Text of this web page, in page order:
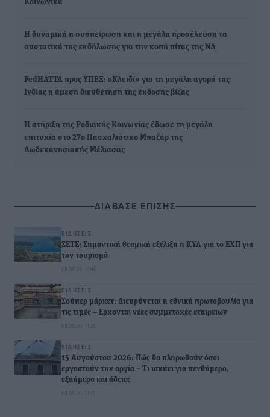
Κοινωνικά
Η δυναμική η συσπείρωση και η μεγάλη προσέλευση τα
συστατικά της εκδήλωσης για την κοπή πίτας της ΝΔ
FedHATTA προς ΥΠΕΞ: «Κλειδί» για τη μεγάλη αγορά της
Ινδίας η άμεση διευθέτηση της έκδοσης βίζας
Η στήριξη της Ροδιακής Κοινωνίας έδωσε τη μεγάλη
επιτυχία στο 27ο Πασχαλιάτικο Μπαζάρ της
Δωδεκανησιακής Μέλισσας
ΔΙΑΒΑΣΕ ΕΠΙΣΗΣ
ΕΙΔΉΣΕΙΣ
ΣΕΤΕ: Σημαντική θεσμική εξέλιξη η ΚΥΑ για το ΕΧΠ για
τον τουρισμό
08.08.26 · 11:40
ΕΙΔΉΣΕΙΣ
Σούπερ μάρκετ: Διευρύνεται η εθνική πρωτοβουλία για
τις τιμές – Eρχονται νέες συμμετοχές εταιρειών
08.08.26 · 11:20
ΕΙΔΉΣΕΙΣ
15 Αυγούστου 2026: Πώς θα πληρωθούν όσοι
εργαστούν την αργία – Τι ισχύει για πενθήμερο,
εξαήμερο και άδειες
08.08.26 · 11:15